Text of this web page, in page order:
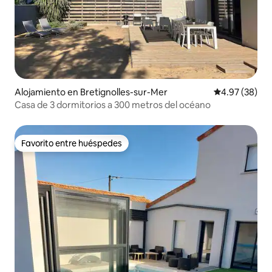
Alojamiento en Bretignolles-sur-Mer Calificación
4.97 (38)
Casa de 3 dormitorios a 300 metros del océano
Favorito entre huéspedes
Favorito entre huéspedes